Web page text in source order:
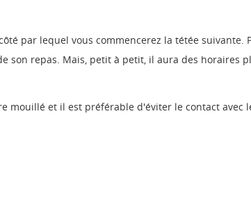
par lequel vous commencerez la tétée suivante.
son repas. Mais, petit à petit, il aura des horaires
mouillé et il est préférable d'éviter le contact avec